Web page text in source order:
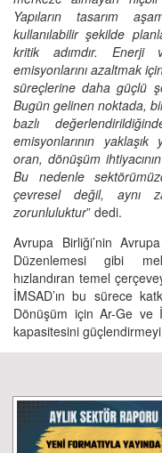
Yapıların tasarım
kullanılabilir şekilde
kritik adımdır. Enerji
emisyonlarını azaltmak
süreçlerine daha güçlü
Bugün gelinen noktada,
bazlı
emisyonlarının
oran, dönüşüm
Bu nedenle
çevresel değil, aynı
zorunluluktur” dedi.
Avrupa Birliği’nin
Düzenlemesi gibi
hızlandıran temel
İMSAD’ın bu sürece
Dönüşüm için Ar-Ge ve
kapasitesini